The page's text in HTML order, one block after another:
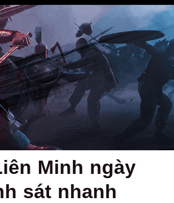
Minh ngày
sát nhanh